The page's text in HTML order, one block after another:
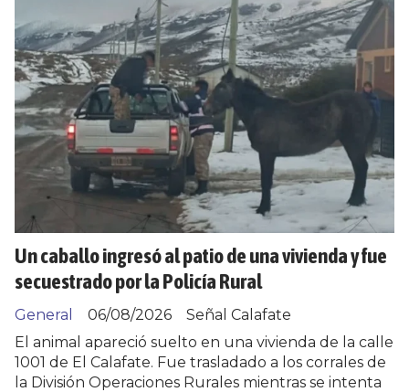
Un caballo ingresó al patio de una vivienda y fue
secuestrado por la Policía Rural
Señal Calafate
General
06/08/2026
El animal apareció suelto en una vivienda de la calle
1001 de El Calafate. Fue trasladado a los corrales de
la División Operaciones Rurales mientras se intenta